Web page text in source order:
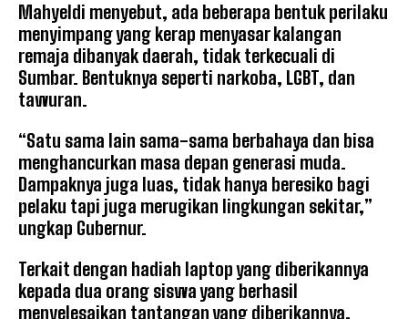
Mahyeldi menyebut, ada beberapa bentuk perilaku
menyimpang yang kerap menyasar kalangan
remaja dibanyak daerah, tidak terkecuali di
Sumbar. Bentuknya seperti narkoba, LGBT, dan
tawuran.
“Satu sama lain sama-sama berbahaya dan bisa
menghancurkan masa depan generasi muda.
Dampaknya juga luas, tidak hanya beresiko bagi
pelaku tapi juga merugikan lingkungan sekitar,”
ungkap Gubernur.
Terkait dengan hadiah laptop yang diberikannya
kepada dua orang siswa yang berhasil
menyelesaikan tantangan yang diberikannya,